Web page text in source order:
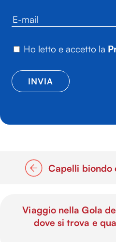
Ho letto e accetto la
Capelli biondo
Viaggio nella Gola
dove si trova e